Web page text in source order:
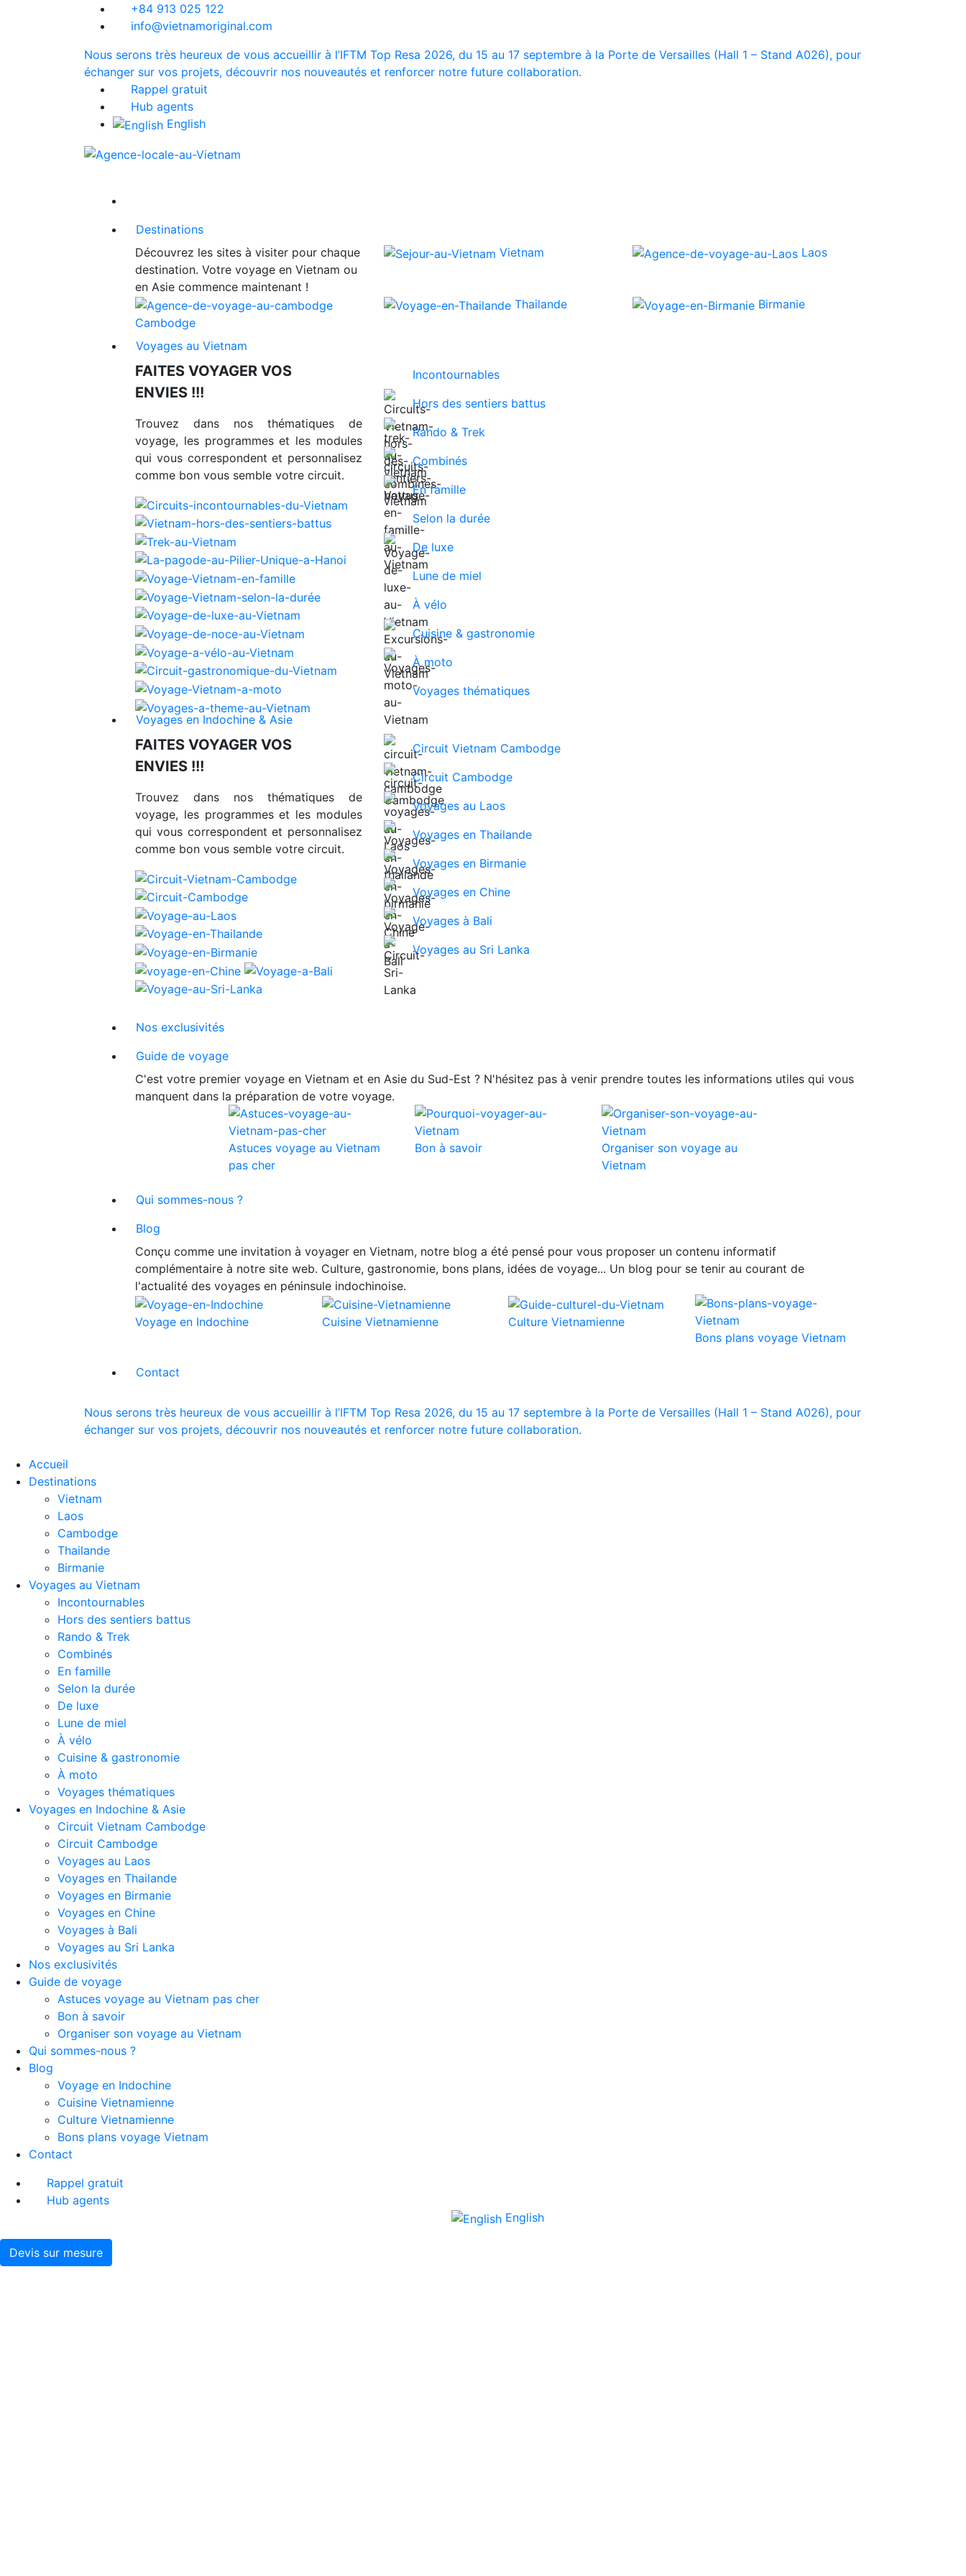
+84 913 025 122
info@vietnamoriginal.com
Nous serons très heureux de vous accueillir à l’IFTM Top Resa 2026, du 15 au 17 septembre à la Porte de Versailles (Hall 1 – Stand A026), pour
échanger sur vos projets, découvrir nos nouveautés et renforcer notre future collaboration.
Rappel gratuit
Hub agents
English
Destinations
Découvrez les sites à visiter pour chaque
destination. Votre voyage en Vietnam ou
en Asie commence maintenant !
Vietnam Laos
Cambodge
Thailande Birmanie
Voyages au Vietnam
FAITES VOYAGER VOS
ENVIES !!!
Trouvez dans nos thématiques de
voyage, les programmes et les modules
qui vous correspondent et personnalisez
comme bon vous semble votre circuit.
Incontournables
Hors des sentiers battus
Rando & Trek
Combinés
En famille
Selon la durée
De luxe
Lune de miel
À vélo
Cuisine & gastronomie
À moto
Voyages thématiques
Voyages en Indochine & Asie
FAITES VOYAGER VOS
ENVIES !!!
Trouvez dans nos thématiques de
voyage, les programmes et les modules
qui vous correspondent et personnalisez
comme bon vous semble votre circuit.
Circuit Vietnam Cambodge
Circuit Cambodge
Voyages au Laos
Voyages en Thailande
Voyages en Birmanie
Voyages en Chine
Voyages à Bali
Voyages au Sri Lanka
Nos exclusivités
Guide de voyage
C'est votre premier voyage en Vietnam et en Asie du Sud-Est ? N'hésitez pas à venir prendre toutes les informations utiles qui vous
manquent dans la préparation de votre voyage.
Astuces voyage au Vietnam
pas cher
Bon à savoir
Organiser son voyage au
Vietnam
Qui sommes-nous ?
Blog
Conçu comme une invitation à voyager en Vietnam, notre blog a été pensé pour vous proposer un contenu informatif
complémentaire à notre site web. Culture, gastronomie, bons plans, idées de voyage... Un blog pour se tenir au courant de
l'actualité des voyages en péninsule indochinoise.
Voyage en Indochine Cuisine Vietnamienne
Culture Vietnamienne
Bons plans voyage Vietnam
Contact
Nous serons très heureux de vous accueillir à l’IFTM Top Resa 2026, du 15 au 17 septembre à la Porte de Versailles (Hall 1 – Stand A026), pour
échanger sur vos projets, découvrir nos nouveautés et renforcer notre future collaboration.
Accueil
Destinations
Vietnam
Laos
Cambodge
Thailande
Birmanie
Voyages au Vietnam
Incontournables
Hors des sentiers battus
Rando & Trek
Combinés
En famille
Selon la durée
De luxe
Lune de miel
À vélo
Cuisine & gastronomie
À moto
Voyages thématiques
Voyages en Indochine & Asie
Circuit Vietnam Cambodge
Circuit Cambodge
Voyages au Laos
Voyages en Thailande
Voyages en Birmanie
Voyages en Chine
Voyages à Bali
Voyages au Sri Lanka
Nos exclusivités
Guide de voyage
Astuces voyage au Vietnam pas cher
Bon à savoir
Organiser son voyage au Vietnam
Qui sommes-nous ?
Blog
Voyage en Indochine
Cuisine Vietnamienne
Culture Vietnamienne
Bons plans voyage Vietnam
Contact
Rappel gratuit
Hub agents
English
Devis sur mesure